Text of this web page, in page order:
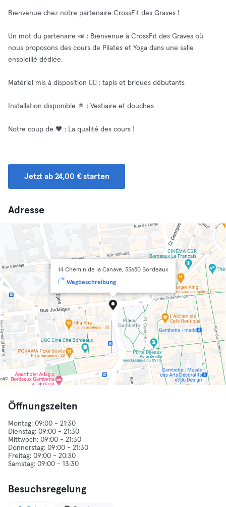
Bienvenue chez notre partenaire CrossFit des Graves !
Un mot du partenaire 📣 : Bienvenue à CrossFit des Graves où
nous proposons des cours de Pilates et Yoga dans une salle
ensoleillé dédiée.
Matériel mis à disposition 🧘‍♂️ : tapis et briques débutants
Installation disponible 🚿 : Vestiaire et douches
Notre coup de 🖤 : La qualité des cours !
Jetzt ab 24,00 € starten
Adresse
14 Chemin de la Canave, 33650 Bordeaux
Wegbeschreibung
Öffnungszeiten
Montag: 09:00 - 21:30
Dienstag: 09:00 - 21:30
Mittwoch: 09:00 - 21:30
Donnerstag: 09:00 - 21:30
Freitag: 09:00 - 20:30
Besuchsregelung